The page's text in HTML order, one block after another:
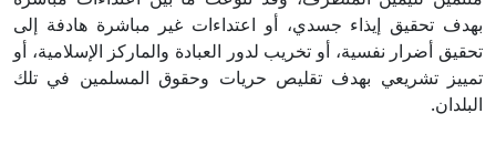
بهدف تحقيق إيذاء جسدي، أو اعتداءات غير مباشرة هادفة إلى
تحقيق أضرار نفسية، أو تخريب لدور العبادة والماركز الإسلامية، أو
تمييز تشريعي بهدف تقليص حريات وحقوق المسلمين في تلك
البلدان.